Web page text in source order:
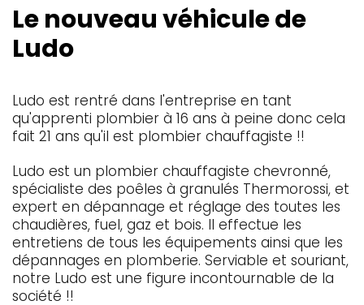
Le nouveau véhicule de
Ludo
Ludo est rentré dans l'entreprise en tant
qu'apprenti plombier à 16 ans à peine donc cela
fait 21 ans qu'il est plombier chauffagiste !!
Ludo est un plombier chauffagiste chevronné,
spécialiste des poêles à granulés Thermorossi, et
expert en dépannage et réglage des toutes les
chaudières, fuel, gaz et bois. Il effectue les
entretiens de tous les équipements ainsi que les
dépannages en plomberie. Serviable et souriant,
notre Ludo est une figure incontournable de la
société !!